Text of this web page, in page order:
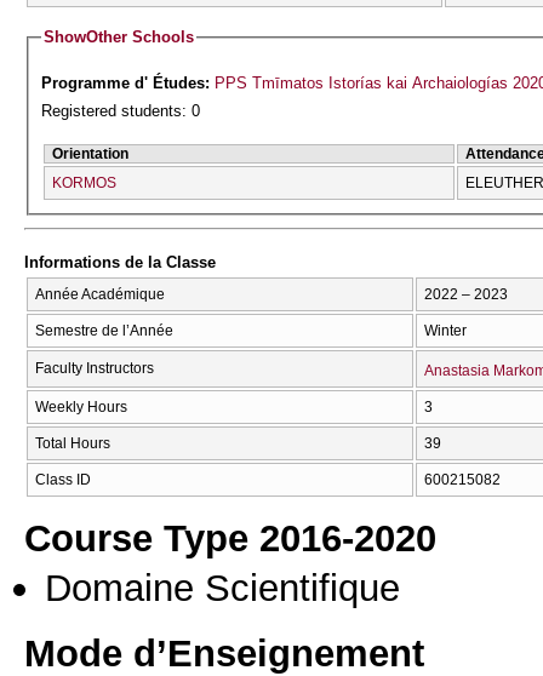
ShowOther Schools
Programme d' Études: PPS Tmīmatos Istorías kai Archaiologías
Registered students: 0
Orientation
KORMOS
Informations de la Classe
Année Académique 2022 – 2023
Semestre de l’Année Winter
Faculty Instructors Anastasia
Weekly Hours 3
Total Hours 39
Class ID 600215082
Course Type 2016-2020
Domaine Scientifique
Mode d’Enseignement